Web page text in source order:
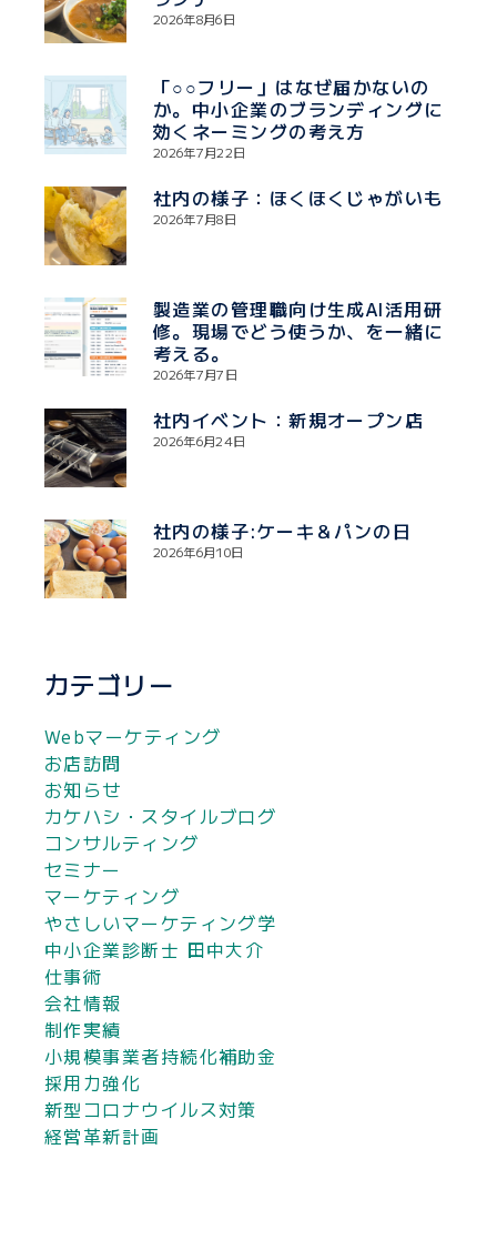
2026年8月6日
「○○フリー」はなぜ届かないの
か。中小企業のブランディングに
効くネーミングの考え方
2026年7月22日
社内の様子：ほくほくじゃがいも
2026年7月8日
製造業の管理職向け生成AI活用研
修。現場でどう使うか、を一緒に
考える。
2026年7月7日
社内イベント：新規オープン店
2026年6月24日
社内の様子:ケーキ＆パンの日
2026年6月10日
カテゴリー
Webマーケティング
お店訪問
お知らせ
カケハシ・スタイルブログ
コンサルティング
セミナー
マーケティング
やさしいマーケティング学
中小企業診断士 田中大介
仕事術
会社情報
制作実績
小規模事業者持続化補助金
採用力強化
新型コロナウイルス対策
経営革新計画